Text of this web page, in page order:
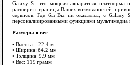
Galaxy S—это мощная аппаратная платформа
расширить границы Ваших возможностей,
сервисов. Где бы Вы ни оказались, с Galaxy
персонализированными функциями
Размеры и вес
• Высота: 122.4 м
• Ширина: 64.2 мм
• Толщина: 9.9 мм
• Вес: 119 грамм